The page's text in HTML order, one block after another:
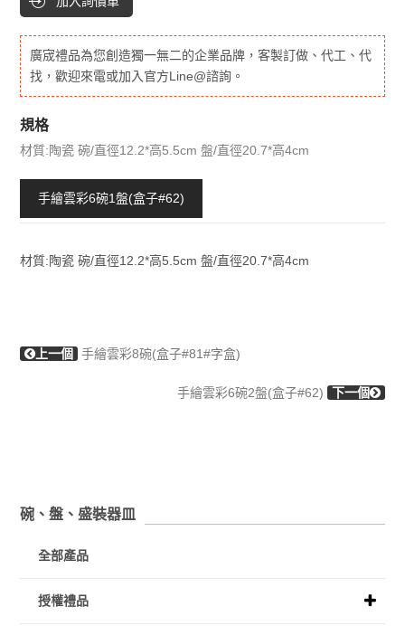
廣宬禮品為您創造獨一無二的企業品牌，客製訂做、代工、代
找，歡迎來電或加入官方Line@諮詢。
規格
材質:陶瓷 碗/直徑12.2*高5.5cm 盤/直徑20.7*高4cm
手繪雲彩6碗1盤(盒子#62)
材質:陶瓷 碗/直徑12.2*高5.5cm 盤/直徑20.7*高4cm
上一個 手繪雲彩8碗(盒子#81#字盒)
手繪雲彩6碗2盤(盒子#62) 下一個
碗、盤、盛裝器皿
全部產品
授權禮品